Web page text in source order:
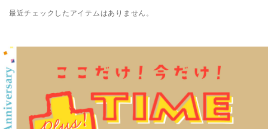
最近チェックしたアイテムはありません。